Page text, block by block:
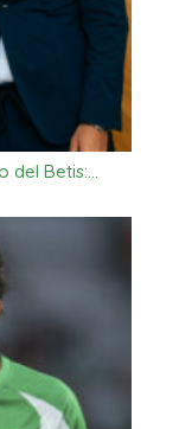
del Betis:…